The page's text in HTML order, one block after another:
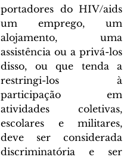
portadores do HIV/aids
um emprego, um
alojamento, uma
assistência ou a privá-los
disso, ou que tenda a
restringi-los à
participação em
atividades coletivas,
escolares e militares,
deve ser considerada
discriminatória e ser